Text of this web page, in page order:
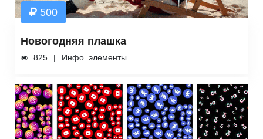
500
Новогодняя плашка
825 Инфо. элементы